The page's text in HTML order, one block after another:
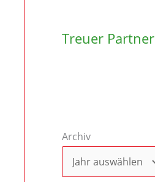
Treuer Partner
Archiv